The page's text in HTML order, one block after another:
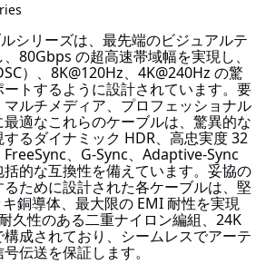
シリーズは、最先端のビジュアルテ
80Gbps の超高速帯域幅を実現し、
）、8K@120Hz、4K@240Hz の驚
トするように設計されています。要
ルチメディア、プロフェッショナル
適なこれらのケーブルは、驚異的な
るダイナミック HDR、高忠実度 32
、G-Sync、Adaptive-Sync
的な互換性を備えています。妥協の
ために設計された各ケーブルは、堅
銅導体、最大限の EMI 耐性を実現
久性のある二重ナイロン編組、24K
成されており、シームレスでアーテ
伝送を保証します。